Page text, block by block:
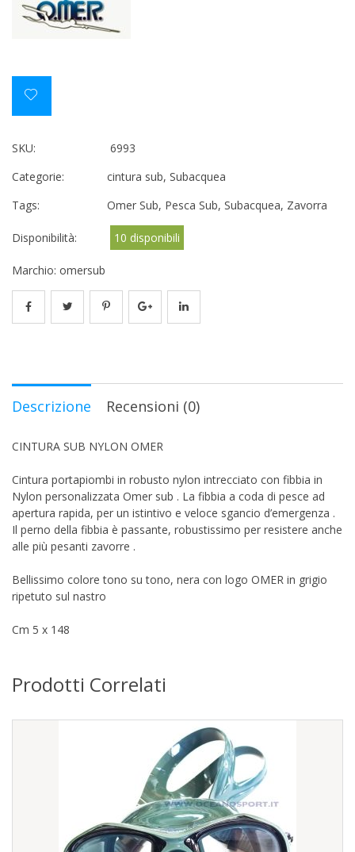
SKU:
6993
Categorie:
cintura sub, Subacquea
Tags:
Omer Sub, Pesca Sub, Subacquea, Zavorra
Disponibilità: 10 disponibili
Marchio: omersub
Descrizione Recensioni (0)
CINTURA SUB NYLON OMER
Cintura portapiombi in robusto nylon intrecciato con fibbia in
Nylon personalizzata Omer sub . La fibbia a coda di pesce ad
apertura rapida, per un istintivo e veloce sgancio d’emergenza .
Il perno della fibbia è passante, robustissimo per resistere anche
alle più pesanti zavorre .
Bellissimo colore tono su tono, nera con logo OMER in grigio
ripetuto sul nastro
Cm 5 x 148
Prodotti Correlati